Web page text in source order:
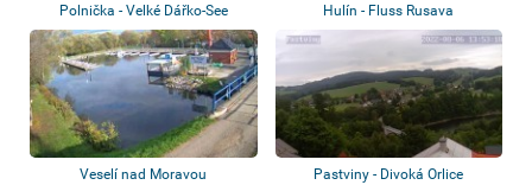
Polnička - Velké Dářko-See Hulín - Fluss Rusava
Veselí nad Moravou Pastviny - Divoká Orlice